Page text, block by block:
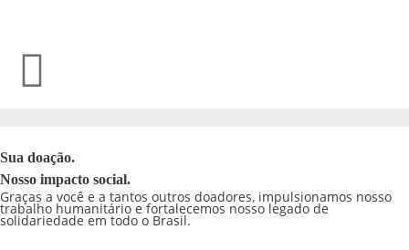
Sua doação.
Nosso impacto social.
Graças a você e a tantos outros doadores, impulsionamos nosso
trabalho humanitário e fortalecemos nosso legado de
solidariedade em todo o Brasil.